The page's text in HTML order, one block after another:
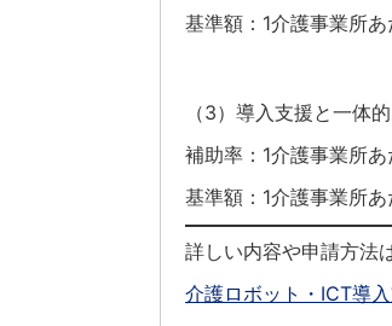
基準額：1介護事業所
（3）導入支援と一体
補助率：1介護事業所
基準額：1介護事業所
詳しい内容や申請方法
介護ロボット・ICT導